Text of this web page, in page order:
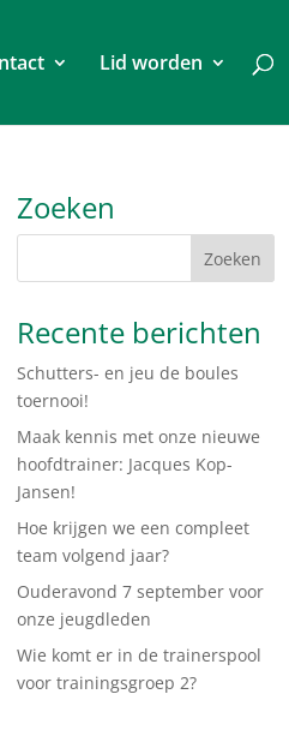
Lid worden
Zoeken
Recente berichten
Schutters- en jeu de boules
toernooi!
Maak kennis met onze nieuwe
hoofdtrainer: Jacques Kop-
Jansen!
Hoe krijgen we een compleet
team volgend jaar?
Ouderavond 7 september voor
onze jeugdleden
Wie komt er in de trainerspool
voor trainingsgroep 2?